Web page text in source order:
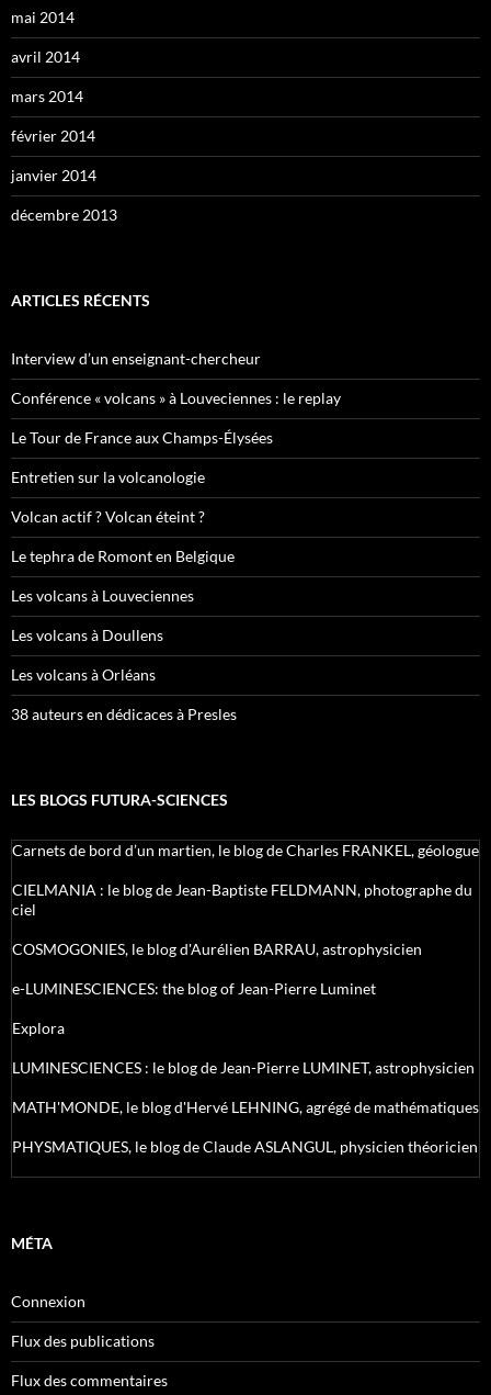
mai 2014
avril 2014
mars 2014
février 2014
janvier 2014
décembre 2013
ARTICLES RÉCENTS
Interview d’un enseignant-chercheur
Conférence « volcans » à Louveciennes : le replay
Le Tour de France aux Champs-Élysées
Entretien sur la volcanologie
Volcan actif ? Volcan éteint ?
Le tephra de Romont en Belgique
Les volcans à Louveciennes
Les volcans à Doullens
Les volcans à Orléans
38 auteurs en dédicaces à Presles
LES BLOGS FUTURA-SCIENCES
Carnets de bord d’un martien, le blog de Charles FRANKEL, géologue
CIELMANIA : le blog de Jean-Baptiste FELDMANN, photographe du
ciel
COSMOGONIES, le blog d'Aurélien BARRAU, astrophysicien
e-LUMINESCIENCES: the blog of Jean-Pierre Luminet
Explora
LUMINESCIENCES : le blog de Jean-Pierre LUMINET, astrophysicien
MATH'MONDE, le blog d'Hervé LEHNING, agrégé de mathématiques
PHYSMATIQUES, le blog de Claude ASLANGUL, physicien théoricien
MÉTA
Connexion
Flux des publications
Flux des commentaires